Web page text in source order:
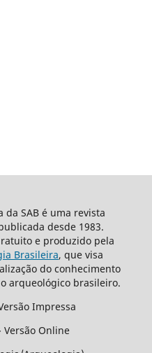
da SAB é uma revista
desde 1983.
e produzido pela
Brasileira, que visa
do conhecimento
arqueológico brasileiro.
Impressa
Versão Online